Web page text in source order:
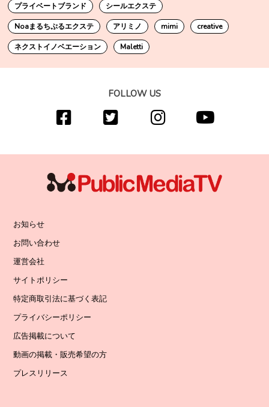
プライベートブランド シールエクステ
Noaまるちぷるエクステ アリミノ mimi creative
ネクストイノベエーション Maletti
FOLLOW US
お知らせ
お問い合わせ
運営会社
サイトポリシー
特定商取引法に基づく表記
プライバシーポリシー
広告掲載について
動画の掲載・販売希望の方
プレスリリース